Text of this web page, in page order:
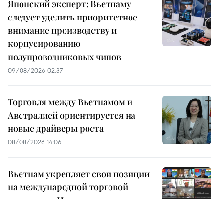
Японский эксперт: Вьетнаму
следует уделить приоритетное
внимание производству и
корпусированию
полупроводниковых чипов
09/08/2026 02:37
Торговля между Вьетнамом и
Австралией ориентируется на
новые драйверы роста
08/08/2026 14:06
Вьетнам укрепляет свои позиции
на международной торговой